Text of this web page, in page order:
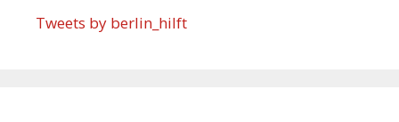
Tweets by berlin_hilft